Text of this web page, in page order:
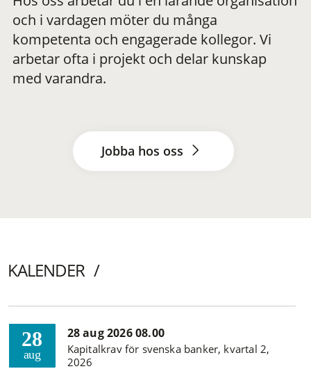
och i vardagen möter du många
kompetenta och engagerade kollegor. Vi
arbetar ofta i projekt och delar kunskap
med varandra.
Jobba hos oss
KALENDER
28
aug
28 aug 2026 08.00
Kapitalkrav för svenska banker, kvartal 2,
2026